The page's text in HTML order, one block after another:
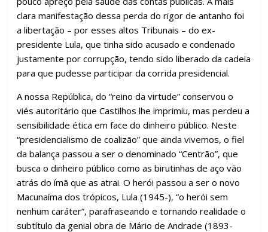
clara manifestação dessa perda do rigor de antanho foi
a libertação – por esses altos Tribunais – do ex-
presidente Lula, que tinha sido acusado e condenado
justamente por corrupção, tendo sido liberado da cadeia
para que pudesse participar da corrida presidencial.
A nossa República, do “reino da virtude” conservou o
viés autoritário que Castilhos lhe imprimiu, mas perdeu a
sensibilidade ética em face do dinheiro público. Neste
“presidencialismo de coalizão” que ainda vivemos, o fiel
da balança passou a ser o denominado “Centrão”, que
busca o dinheiro público como as birutinhas de aço vão
atrás do ímã que as atrai. O herói passou a ser o novo
Macunaíma dos trópicos, Lula (1945-), “o herói sem
nenhum caráter”, parafraseando e tornando realidade o
subtítulo da genial obra de Mário de Andrade (1893-